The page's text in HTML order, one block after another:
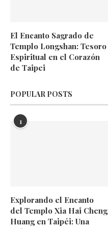
El Encanto Sagrado de
Templo Longshan: Tesoro
Espiritual en el Corazón
de Taipei
POPULAR POSTS
1
Explorando el Encanto
del Templo Xia Hai Cheng
Huang en Taipéi: Una